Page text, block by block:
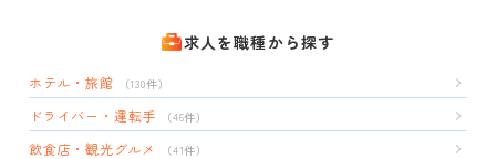
求人を職種から探す
ホテル・旅館 （130件）
ドライバー・運転手 （46件）
飲食店・観光グルメ （41件）